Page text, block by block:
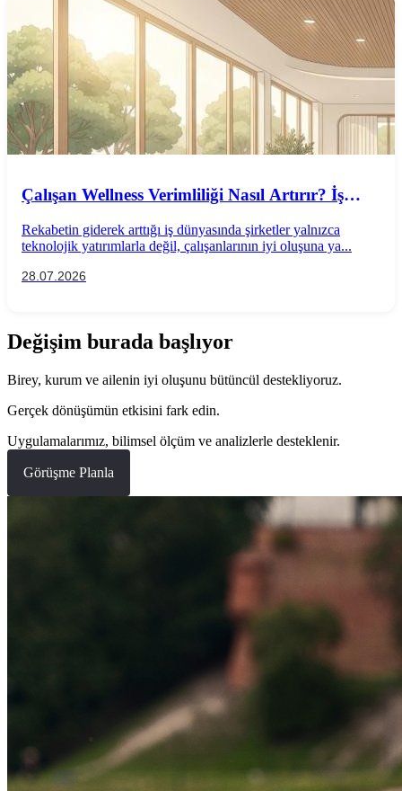
Çalışan Wellness Verimliliği Nasıl Artırır? İş
Uygulamaları
Rekabetin giderek arttığı iş dünyasında şirketler yalnızca
teknolojik yatırımlarla değil, çalışanlarının iyi oluşuna ya...
28.07.2026
Değişim burada başlıyor
Birey, kurum ve ailenin iyi oluşunu bütüncül destekliyoruz.
Gerçek dönüşümün etkisini fark edin.
Uygulamalarımız, bilimsel ölçüm ve analizlerle desteklenir.
Görüşme Planla